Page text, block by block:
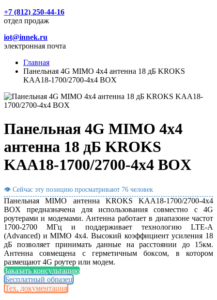
+7 (812) 250-44-16
отдел продаж
iot@innek.ru
электронная почта
Главная
Панельная 4G MIMO 4x4 антенна 18 дБ KROKS
KAA18-1700/2700-4x4 BOX
Панельная 4G MIMO 4x4
антенна 18 дБ KROKS
KAA18-1700/2700-4x4 BOX
👁 Сейчас эту позицию просматривают 76 человек
Панельная MIMO антенна KROKS KAA18-1700/2700-4x4
BOX предназначена для использования совместно с 4G
роутерами и модемами. Антенна работает в диапазоне частот
1700-2700 МГц и поддерживает технологию LTE-A
(Advanced) и MIMO 4x4. Высокий коэффициент усиления 18
дБ позволяет принимать данные на расстоянии до 15км.
Антенна совмещена с герметичным боксом, в котором
размещают 4G роутер или модем.
Заказать консультацию
Бесплатный образец
Тех. документация